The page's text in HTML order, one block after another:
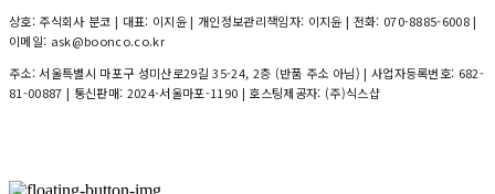
상호: 주식회사 분코 | 대표: 이지윤 | 개인정보관리책임자: 이지윤 | 전화: 070-8885-6008 |
이메일: ask@boonco.co.kr
주소: 서울특별시 마포구 성미산로29길 35-24, 2층 (반품 주소 아님) | 사업자등록번호: 682-
81-00887 | 통신판매: 2024-서울마포-1190 | 호스팅제공자: (주)식스샵